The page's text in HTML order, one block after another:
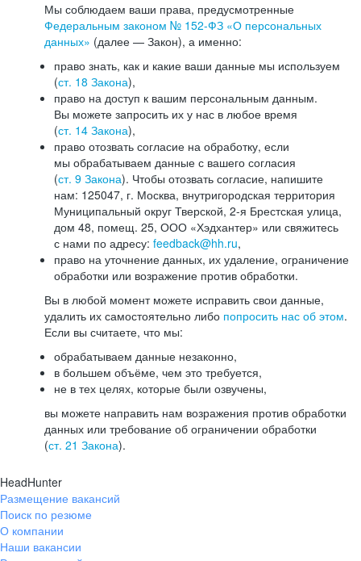
Мы соблюдаем ваши права, предусмотренные
Федеральным законом № 152-ФЗ «О персональных
данных» (далее — Закон), а именно:
право знать, как и какие ваши данные мы используем
(ст. 18 Закона),
право на доступ к вашим персональным данным.
Вы можете запросить их у нас в любое время
(ст. 14 Закона),
право отозвать согласие на обработку, если
мы обрабатываем данные с вашего согласия
(ст. 9 Закона). Чтобы отозвать согласие, напишите
нам: 125047, г. Москва, внутригородская территория
Муниципальный округ Тверской, 2-я Брестская улица,
дом 48, помещ. 25, ООО «Хэдхантер» или свяжитесь
с нами по адресу: feedback@hh.ru,
право на уточнение данных, их удаление, ограничение
обработки или возражение против обработки.
Вы в любой момент можете исправить свои данные,
удалить их самостоятельно либо попросить нас об этом.
Если вы считаете, что мы:
обрабатываем данные незаконно,
в большем объёме, чем это требуется,
не в тех целях, которые были озвучены,
вы можете направить нам возражения против обработки
данных или требование об ограничении обработки
(ст. 21 Закона).
HeadHunter
Размещение вакансий
Поиск по резюме
О компании
Наши вакансии